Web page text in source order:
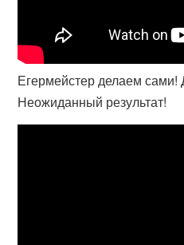
Егермейстер делаем сами!
Неожиданный результат!